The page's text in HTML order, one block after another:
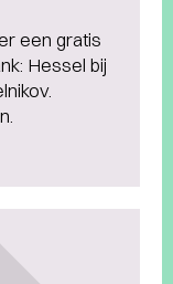
een gratis
Hessel bij